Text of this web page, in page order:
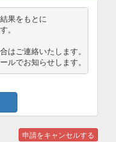
果をもとに
。
はご連絡いたします。
ルでお知らせします。